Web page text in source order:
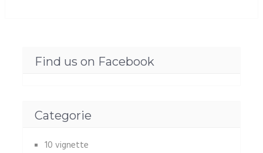
Find us on Facebook
Categorie
10 vignette